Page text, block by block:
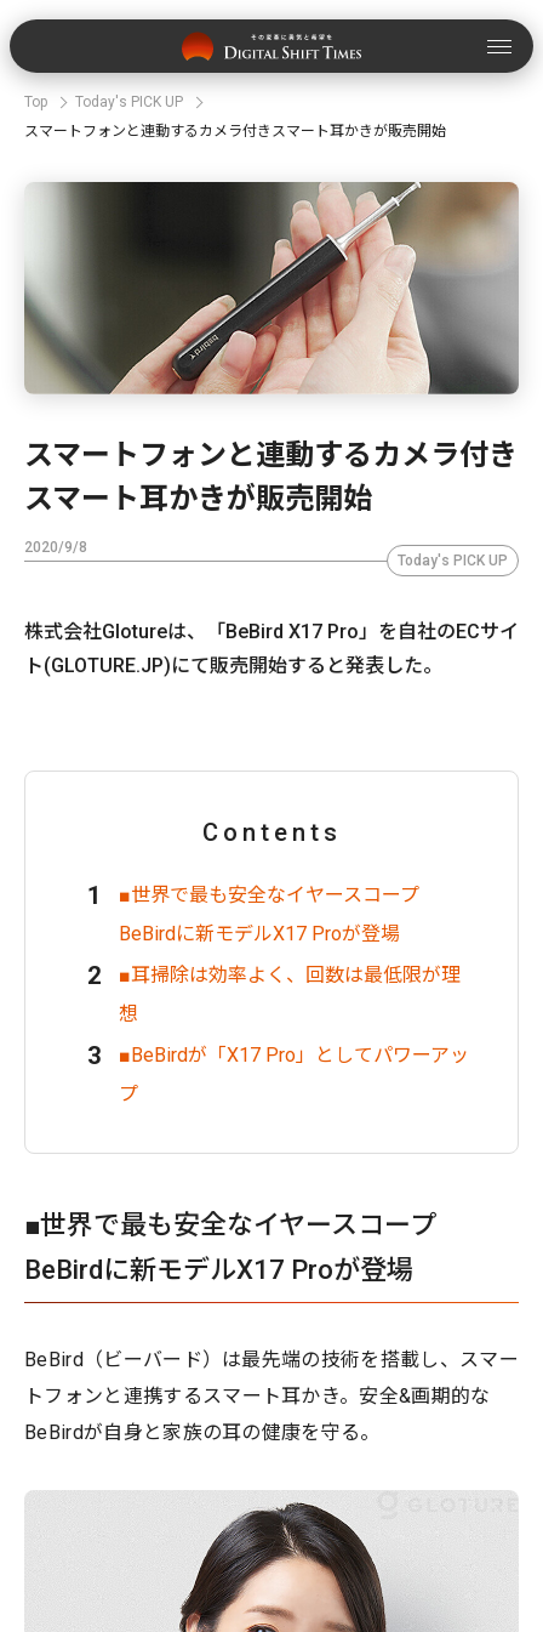
Top
Today's PICK UP
スマートフォンと連動するカメラ付きスマート耳かきが販売開始
スマートフォンと連動するカメラ付き
スマート耳かきが販売開始
2020/9/8
Today's PICK UP
株式会社Glotureは、「BeBird X17 Pro」を自社のECサイ
ト(GLOTURE.JP)にて販売開始すると発表した。
Contents
■世界で最も安全なイヤースコープ
BeBirdに新モデルX17 Proが登場
■耳掃除は効率よく、回数は最低限が理
想
■BeBirdが「X17 Pro」としてパワーアッ
プ
■世界で最も安全なイヤースコープ
BeBirdに新モデルX17 Proが登場
BeBird（ビーバード）は最先端の技術を搭載し、スマー
トフォンと連携するスマート耳かき。安全&画期的な
BeBirdが自身と家族の耳の健康を守る。